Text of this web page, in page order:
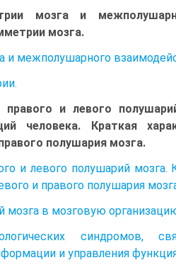
мозга и
мозга.
межполушарного
и левого
человека. Краткая
полушария мозга.
и левого полушарий мозга.
и правого полушария
мозга в мозговую
синдромов,
и управления